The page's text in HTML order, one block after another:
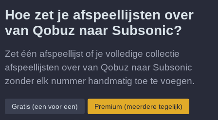
Hoe zet je afspeellijsten over
van Qobuz naar Subsonic?
Zet één afspeellijst of je volledige collectie
afspeellijsten over van Qobuz naar Subsonic
zonder elk nummer handmatig toe te voegen.
Gratis (een voor een) Premium (meerdere tegelijk)